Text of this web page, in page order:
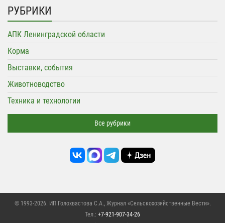
РУБРИКИ
АПК Ленинградской области
Корма
Выставки, события
Животноводство
Техника и технологии
Все рубрики
© 1993-2026. ИП Голохвастова С.А., Журнал «Сельскохозяйственные Вести».
Тел.: +7-921-907-34-26